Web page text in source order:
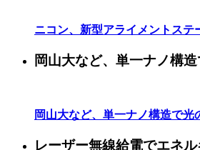
ニコン、新型アライメントス
岡山大など、単一ナノ構
岡山大など、単一ナノ構造で
レーザー無線給電でエネ